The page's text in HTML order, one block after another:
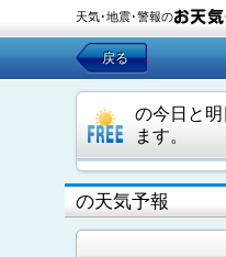
天気･地震･警報の
戻る
の今日と
ます。
の天気予報